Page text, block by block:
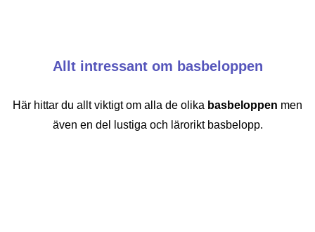
Allt intressant om basbeloppen
Här hittar du allt viktigt om alla de olika basbeloppen men
även en del lustiga och lärorikt basbelopp.